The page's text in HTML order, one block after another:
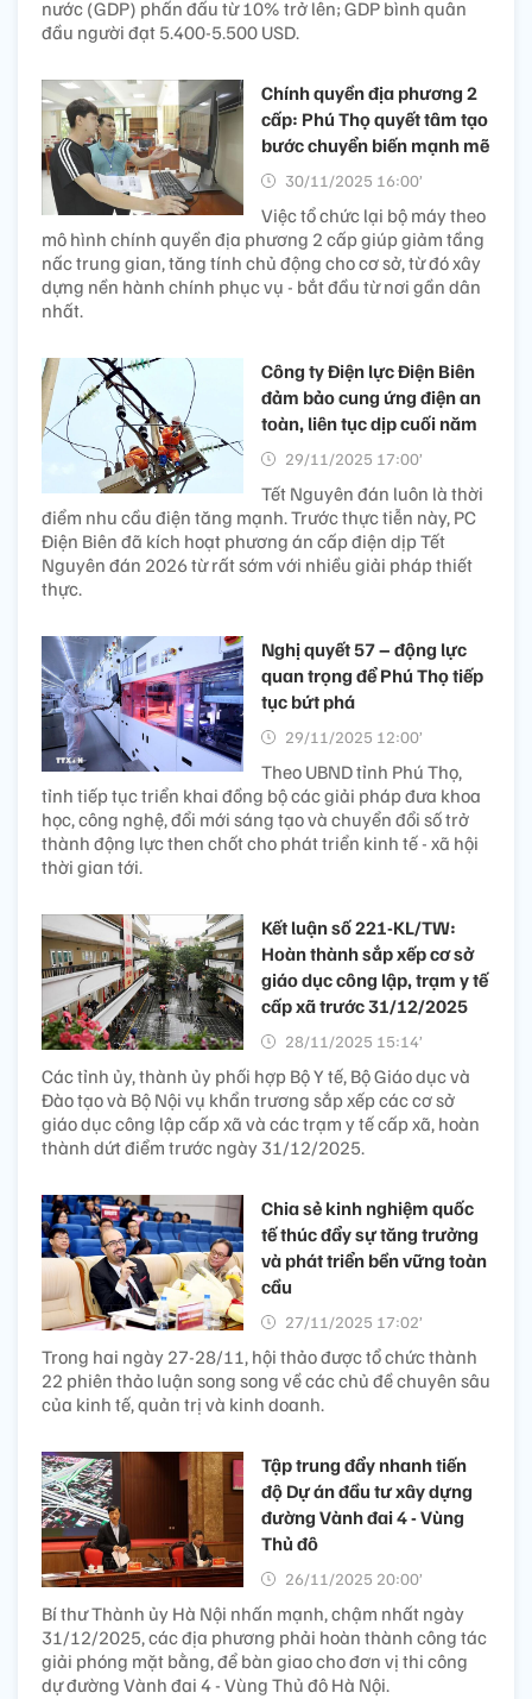
nước (GDP) phấn đấu từ 10% trở lên; GDP bình quân
đầu người đạt 5.400-5.500 USD.
Chính quyền địa phương 2
cấp: Phú Thọ quyết tâm tạo
bước chuyển biến mạnh mẽ
30/11/2025 16:00’
Việc tổ chức lại bộ máy theo
mô hình chính quyền địa phương 2 cấp giúp giảm tầng
nấc trung gian, tăng tính chủ động cho cơ sở, từ đó xây
dựng nền hành chính phục vụ - bắt đầu từ nơi gần dân
nhất.
Công ty Điện lực Điện Biên
đảm bảo cung ứng điện an
toàn, liên tục dịp cuối năm
29/11/2025 17:00’
Tết Nguyên đán luôn là thời
điểm nhu cầu điện tăng mạnh. Trước thực tiễn này, PC
Điện Biên đã kích hoạt phương án cấp điện dịp Tết
Nguyên đán 2026 từ rất sớm với nhiều giải pháp thiết
thực.
Nghị quyết 57 – động lực
quan trọng để Phú Thọ tiếp
tục bứt phá
29/11/2025 12:00’
Theo UBND tỉnh Phú Thọ,
tỉnh tiếp tục triển khai đồng bộ các giải pháp đưa khoa
học, công nghệ, đổi mới sáng tạo và chuyển đổi số trở
thành động lực then chốt cho phát triển kinh tế - xã hội
thời gian tới.
Kết luận số 221-KL/TW:
Hoàn thành sắp xếp cơ sở
giáo dục công lập, trạm y tế
cấp xã trước 31/12/2025
28/11/2025 15:14’
Các tỉnh ủy, thành ủy phối hợp Bộ Y tế, Bộ Giáo dục và
Đào tạo và Bộ Nội vụ khẩn trương sắp xếp các cơ sở
giáo dục công lập cấp xã và các trạm y tế cấp xã, hoàn
thành dứt điểm trước ngày 31/12/2025.
Chia sẻ kinh nghiệm quốc
tế thúc đẩy sự tăng trưởng
và phát triển bền vững toàn
cầu
27/11/2025 17:02’
Trong hai ngày 27-28/11, hội thảo được tổ chức thành
22 phiên thảo luận song song về các chủ đề chuyên sâu
của kinh tế, quản trị và kinh doanh.
Tập trung đẩy nhanh tiến
độ Dự án đầu tư xây dựng
đường Vành đai 4 - Vùng
Thủ đô
26/11/2025 20:00’
Bí thư Thành ủy Hà Nội nhấn mạnh, chậm nhất ngày
31/12/2025, các địa phương phải hoàn thành công tác
giải phóng mặt bằng, để bàn giao cho đơn vị thi công
dự đường Vành đai 4 - Vùng Thủ đô Hà Nội.